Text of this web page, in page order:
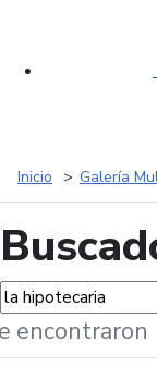
Inicio Galería